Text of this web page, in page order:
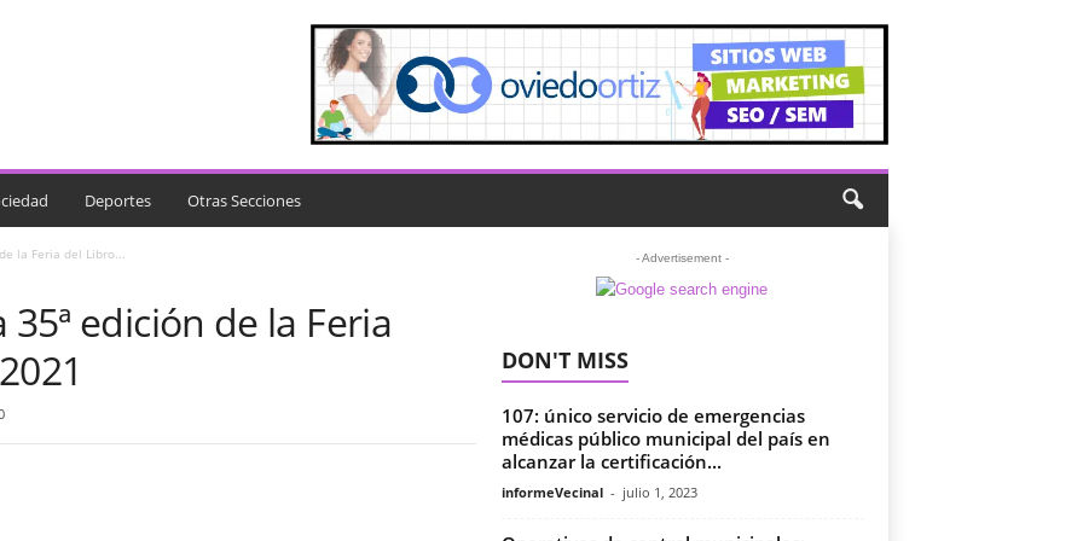
Deportes Otras Secciones
la Feria del Libro...
edición de la Feria
- Advertisement -
DON'T MISS
107: único servicio de emergencias
médicas público municipal del país en
alcanzar la certificación...
informeVecinal - julio 1, 2023